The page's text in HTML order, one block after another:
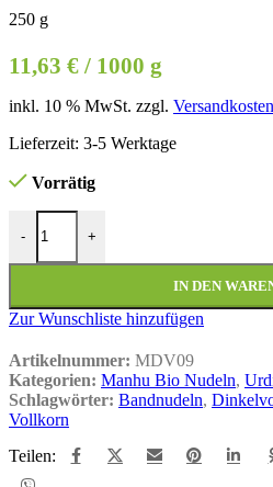
250 g
11,63 € / 1000 g
inkl. 10 % MwSt. zzgl. Versandkosten
Lieferzeit: 3-5 Werktage
Vorrätig
-
Bio Urdinkel Vollkorn Bandnudeln
+
IN DEN
Zur Wunschliste hinzufügen
Artikelnummer: MDV09
Kategorien: Manhu Bio Nudeln,
Schlagwörter: Bandnudeln,
Vollkorn
Teilen: